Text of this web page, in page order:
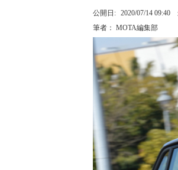
公開日: 2020/07/14 09:40
筆者： MOTA編集部